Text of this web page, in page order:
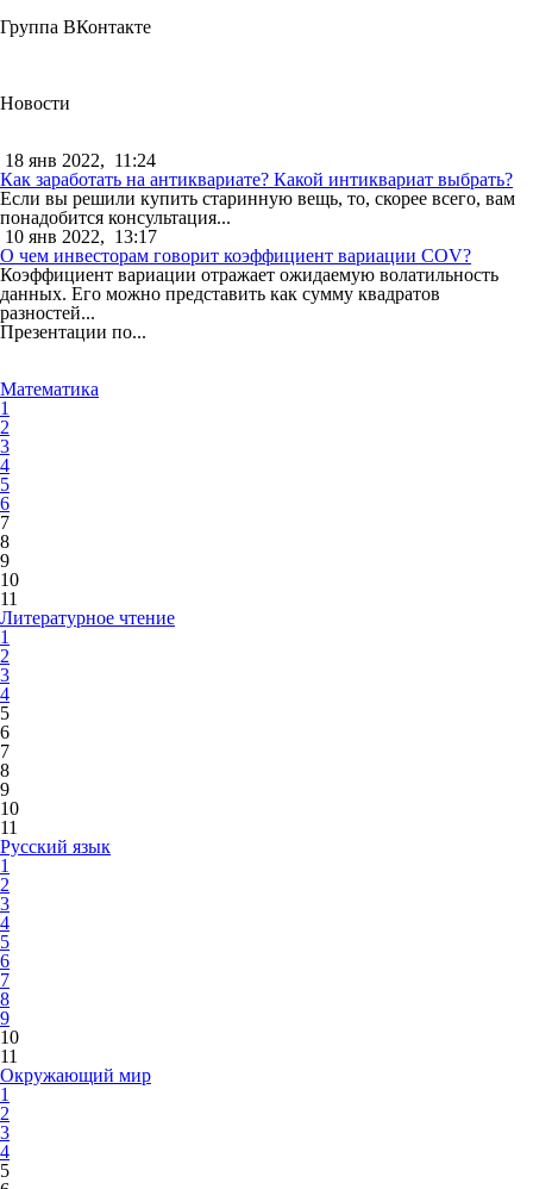
Группа ВКонтакте
Новости
18 янв 2022, 11:24
Как заработать на антиквариате? Какой интиквариат выбрать?
Если вы решили купить старинную вещь, то, скорее всего, вам
понадобится консультация...
10 янв 2022, 13:17
О чем инвесторам говорит коэффициент вариации COV?
Коэффициент вариации отражает ожидаемую волатильность
данных. Его можно представить как сумму квадратов
разностей...
Презентации по...
Математика
1
2
3
4
5
6
7
8
9
10
11
Литературное чтение
1
2
3
4
5
6
7
8
9
10
11
Русский язык
1
2
3
4
5
6
7
8
9
10
11
Окружающий мир
1
2
3
4
5